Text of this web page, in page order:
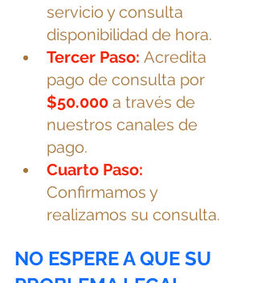
servicio y consulta
disponibilidad de hora.
Tercer Paso: Acredita
pago de consulta por
$50.000 a través de
nuestros canales de
pago.
Cuarto Paso:
Confirmamos y
realizamos su consulta.
NO ESPERE A QUE SU